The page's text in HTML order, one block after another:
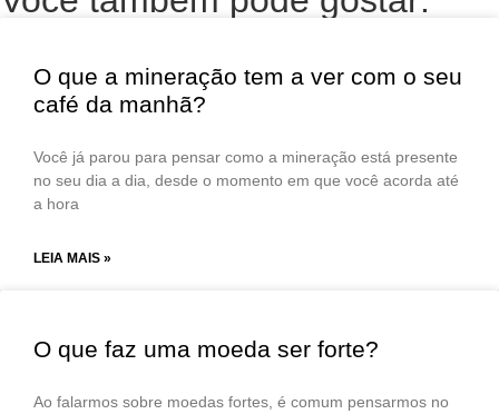
O que a mineração tem a ver com o seu
café da manhã?
Você já parou para pensar como a mineração está presente
no seu dia a dia, desde o momento em que você acorda até
a hora
LEIA MAIS »
O que faz uma moeda ser forte?
Ao falarmos sobre moedas fortes, é comum pensarmos no